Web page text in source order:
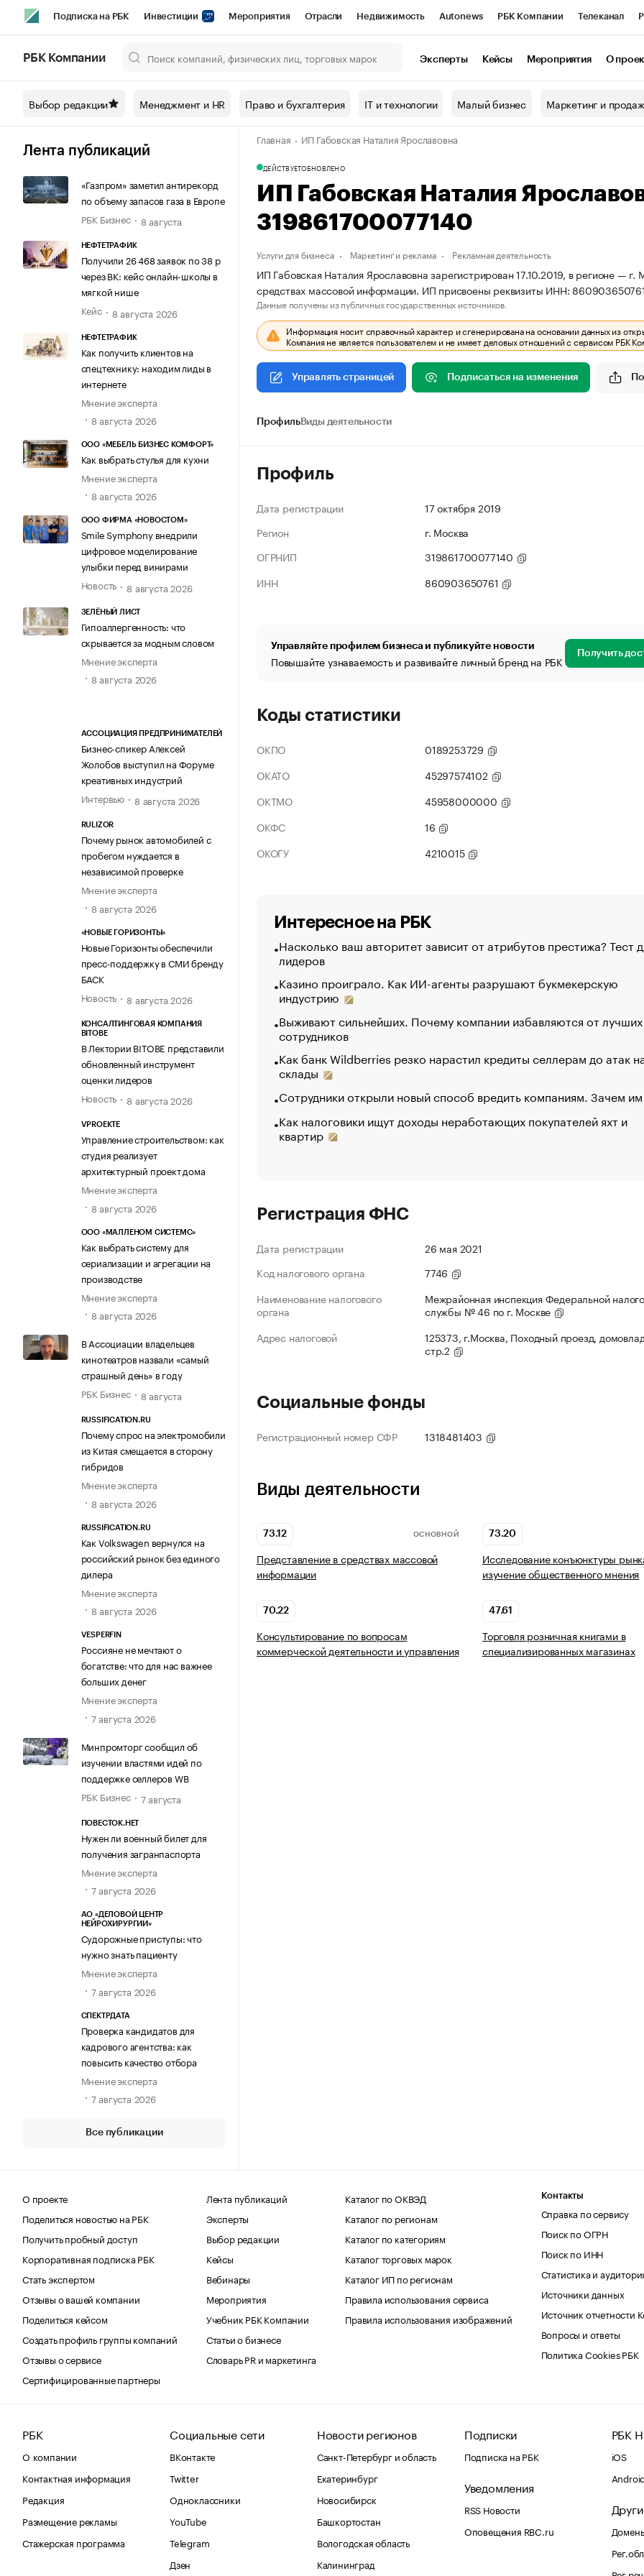
Подписка на РБК Инвестиции Мероприятия Отрасли Недвижимость Autonews РБК Компании Телеканал
Спецпроекты СПб Конференции СПб Спецпроекты Проверка контрагентов
Технологии и медиа Рынок наличной валюты
РБК Компании Эксперты Кейсы Мероприятия О
Выбор редакции Менеджмент и HR Право и бухгалтерия IT и технологии Малый бизнес Маркетинг и
Лента публикаций
«Газпром» заметил антирекорд
по объему запасов газа в Европе
РБК Бизнес
8 августа
НЕФТЕТРАФИК
Получили 26 468 заявок по 38 р
через ВК: кейс онлайн-школы в
мягкой нише
Кейс
8 августа 2026
НЕФТЕТРАФИК
Как получить клиентов на
спецтехнику: находим лиды в
интернете
Мнение эксперта
8 августа 2026
ООО «МЕБЕЛЬ БИЗНЕС КОМФОРТ»
Как выбрать стулья для кухни
Мнение эксперта
8 августа 2026
ООО ФИРМА «НОВОСТОМ»
Smile Symphony внедрили
цифровое моделирование
улыбки перед винирами
Новость
8 августа 2026
ЗЕЛЁНЫЙ ЛИСТ
Гипоаллергенность: что
скрывается за модным словом
Мнение эксперта
8 августа 2026
АССОЦИАЦИЯ ПРЕДПРИНИМАТЕЛЕЙ
Бизнес-спикер Алексей
Жолобов выступил на Форуме
креативных индустрий
Интервью
8 августа 2026
RULIZOR
Почему рынок автомобилей с
пробегом нуждается в
независимой проверке
Мнение эксперта
8 августа 2026
«НОВЫЕ ГОРИЗОНТЫ»
Новые Горизонты обеспечили
пресс-поддержку в СМИ бренду
БАСК
Новость
8 августа 2026
КОНСАЛТИНГОВАЯ КОМПАНИЯ
BITOBE
В Лектории BITOBE представили
обновленный инструмент
оценки лидеров
Новость
8 августа 2026
VPROEKTE
Управление строительством: как
студия реализует
архитектурный проект дома
Мнение эксперта
8 августа 2026
ООО «МАЛЛЕНОМ СИСТЕМС»
Как выбрать систему для
сериализации и агрегации на
производстве
Мнение эксперта
8 августа 2026
В Ассоциации владельцев
кинотеатров назвали «самый
страшный день» в году
РБК Бизнес
8 августа
RUSSIFICATION.RU
Почему спрос на электромобили
из Китая смещается в сторону
гибридов
Мнение эксперта
8 августа 2026
RUSSIFICATION.RU
Как Volkswagen вернулся на
российский рынок без единого
дилера
Мнение эксперта
8 августа 2026
VESPERFIN
Россияне не мечтают о
богатстве: что для нас важнее
больших денег
Мнение эксперта
7 августа 2026
Минпромторг сообщил об
изучении властями идей по
поддержке селлеров WB
РБК Бизнес
7 августа
ПОВЕСТОК.НЕТ
Нужен ли военный билет для
получения загранпаспорта
Мнение эксперта
7 августа 2026
АО «ДЕЛОВОЙ ЦЕНТР
НЕЙРОХИРУРГИИ»
Судорожные приступы: что
нужно знать пациенту
Мнение эксперта
7 августа 2026
СПЕКТРДАТА
Проверка кандидатов для
кадрового агентства: как
повысить качество отбора
Мнение эксперта
7 августа 2026
Все публикации
Главная ИП Габовская Наталия Ярославовна
ДЕЙСТВУЕТОБНОВЛЕНО
ИП Габовская Наталия
319861700077140
Услуги для бизнеса Маркетинг и реклама Рекламная деятельность
ИП Габовская Наталия Ярославовна зарегистрирован 17.10.2019, в регионе —
средствах массовой информации. ИП присвоены реквизиты ИНН:
Данные получены из публичных государственных источников.
Информация носит справочный характер и сгенерирована на основании данных из
Компания не является пользователем и не имеет деловых отношений с сервисом РБК
Управлять страницей Подписаться на изменения
ПрофильВиды деятельности
Профиль
Дата регистрации
17 октября 2019
Регион
г. Москва
ОГРНИП
319861700077140
ИНН
860903650761
Управляйте профилем бизнеса и публикуйте новости
Повышайте узнаваемость и развивайте личный бренд на РБК Получить
Коды статистики
ОКПО
0189253729
ОКАТО
45297574102
ОКТМО
45958000000
ОКФС
16
ОКОГУ
4210015
Интересное на РБК
Насколько ваш авторитет зависит от атрибутов престижа? Тест
лидеров
Казино проиграло. Как ИИ-агенты разрушают букмекерскую
индустрию
Выживают сильнейших. Почему компании избавляются от лучших
сотрудников
Как банк Wildberries резко нарастил кредиты селлерам до атак
склады
Сотрудники открыли новый способ вредить компаниям. Зачем
Как налоговики ищут доходы неработающих покупателей яхт и
квартир
Регистрация ФНС
Дата регистрации
26 мая 2021
Код налогового органа
7746
Наименование налогового
органа
Межрайонная инспекция Федеральной
службы № 46 по г. Москве
Адрес налоговой
125373, г.Москва, Походный проезд,
стр.2
Социальные фонды
Регистрационный номер СФР 1318481403
Виды деятельности
73.12 ОСНОВНОЙ
Представление в средствах массовой
информации
73.20
Исследование конъюнктуры
изучение общественного мнения
70.22
Консультирование по вопросам
коммерческой деятельности и управления
47.61
Торговля розничная книгами в
специализированных магазинах
О проекте
Поделиться новостью на РБК
Получить пробный доступ
Корпоративная подписка РБК
Стать экспертом
Отзывы о вашей компании
Поделиться кейсом
Создать профиль группы компаний
Отзывы о сервисе
Сертифицированные партнеры
Лента публикаций
Эксперты
Выбор редакции
Кейсы
Вебинары
Мероприятия
Учебник РБК Компании
Статьи о бизнесе
Словарь PR и маркетинга
Каталог по ОКВЭД
Каталог по регионам
Каталог по категориям
Каталог торговых марок
Каталог ИП по регионам
Правила использования сервиса
Правила использования изображений
Контакты
Справка по сервису
Поиск по ОГРН
Поиск по ИНН
Статистика и
Источники данных
Источник отчетности
Вопросы и ответы
Политика Cookies РБК
РБК
О компании
Контактная информация
Редакция
Размещение рекламы
Стажерская программа
Социальные сети
ВКонтакте
Twitter
Одноклассники
YouTube
Telegram
Дзен
Новости регионов
Санкт-Петербург и область
Екатеринбург
Новосибирск
Башкортостан
Вологодская область
Калининград
Подписки
Подписка на РБК
Уведомления
RSS Новости
Оповещения RBC.ru
РБК
iOS